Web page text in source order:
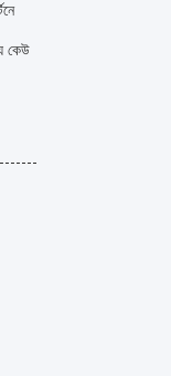
কেউ